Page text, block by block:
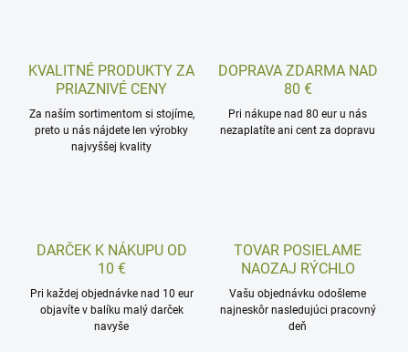
KVALITNÉ PRODUKTY ZA
PRIAZNIVÉ CENY
Za naším sortimentom si stojíme,
preto u nás nájdete len výrobky
najvyššej kvality
DOPRAVA ZDARMA NAD
80 €
Pri nákupe nad 80 eur u nás
nezaplatíte ani cent za dopravu
DARČEK K NÁKUPU OD
10 €
Pri každej objednávke nad 10 eur
objavíte v balíku malý darček
navyše
TOVAR POSIELAME
NAOZAJ RÝCHLO
Vašu objednávku odošleme
najneskôr nasledujúci pracovný
deň